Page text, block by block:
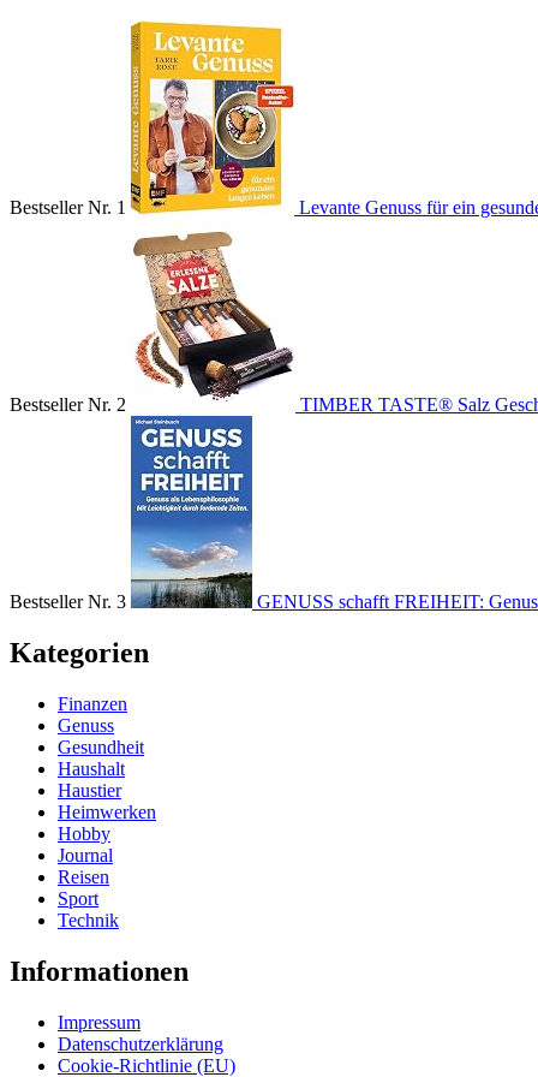
Bestseller Nr. 1 Levante Genuss für ein
Bestseller Nr. 2 TIMBER TASTE® Salz
Bestseller Nr. 3 GENUSS schafft FREIHEIT:
Kategorien
Finanzen
Genuss
Gesundheit
Haushalt
Haustier
Heimwerken
Hobby
Journal
Reisen
Sport
Technik
Informationen
Impressum
Datenschutzerklärung
Cookie-Richtlinie (EU)